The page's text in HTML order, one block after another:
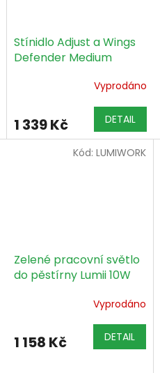
Stínidlo Adjust a Wings
Defender Medium
Vyprodáno
1 339 Kč DETAIL
Zelené pracovní světlo
do pěstírny Lumii 10W
Vyprodáno
1 158 Kč DETAIL
Kód: LUMIWORK